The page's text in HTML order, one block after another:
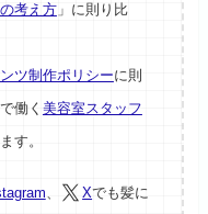
考え方」に則り比
ツ制作ポリシーに則
働く 美容室スタッフ
す。
、 Xでも髪に